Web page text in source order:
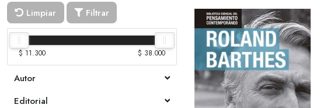
Limpiar Filtrar
$ 11.300 $ 38.000
Autor
Editorial